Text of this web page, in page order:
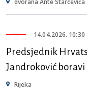
dvorana Ante Starčevića
14.04.2026. 10:30
Predsjednik
Jandroković
Rijeka